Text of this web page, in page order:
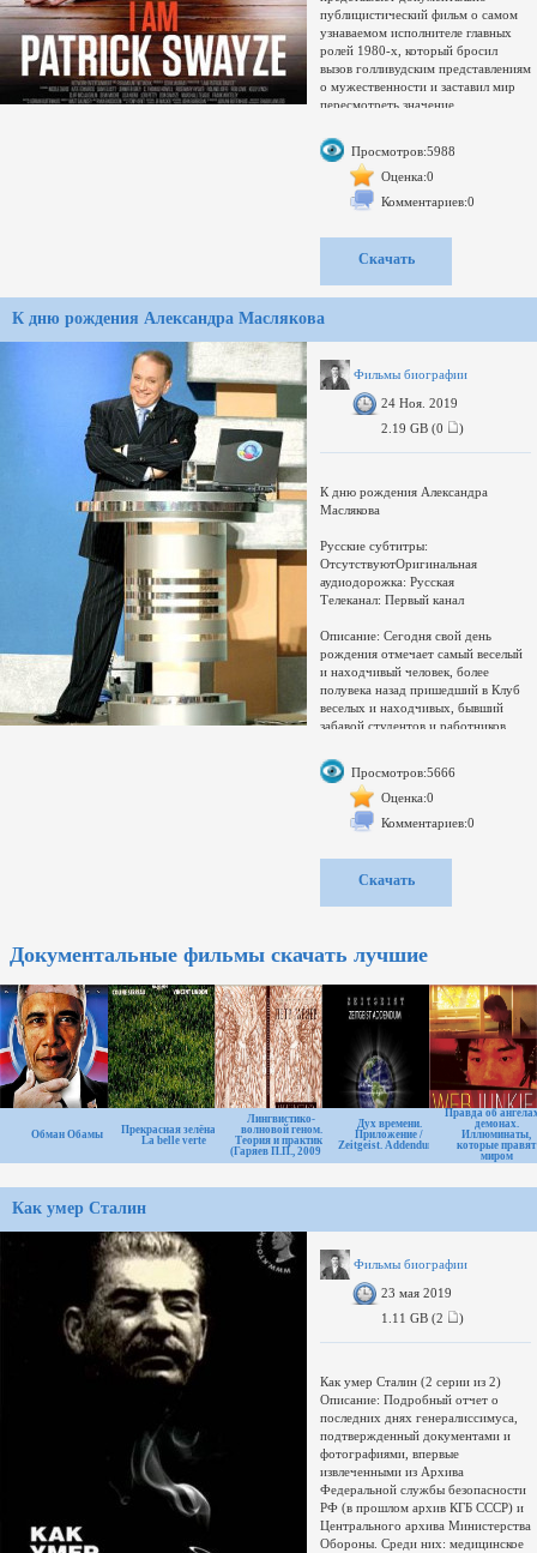
публицистический фильм о самом
узнаваемом исполнителе главных
ролей 1980-х, который бросил
вызов голливудским представлениям
о мужественности и заставил мир
пересмотреть значение
мужчина на свете».
Этот документальный фильм,
включающий редкие домашние
видео, фотографии и оригинальные
интервью с близкими знакомыми
составить представление о Суэйзи
без учета его статуса секс-символа
и вникнуть во внутренние
противоречия звезды, которая так
легендарные роли и остававшиеся за
кадром битвы Суэйзи с алкоголем и
раком — родные, друзья и коллеги
Патрика размышляют о жизни и
Просмотров:5988
Оценка:0
Комментариев:0
Скачать
К дню рождения Александра Маслякова
Фильмы биографии
24 Ноя. 2019
2.19 GB (0
)
К дню рождения Александра
Маслякова
Русские субтитры:
ОтсутствуютОригинальная
аудиодорожка: Русская
Телеканал: Первый канал
Описание: Сегодня свой день
рождения отмечает самый веселый
и находчивый человек, более
полувека назад пришедший в Клуб
веселых и находчивых, бывший
забавой студентов и работников
превративший его в КВН —
кузницу кадров отечественной
индустрии юмора, блестящую
стартовую площадку для любого
шоу-бизнеса и, наконец, просто в
78 лет. В 2019-м году Александр
Васильевич Масляков отмечает 55-
телевидении. Большое количество
не обошлось без участия
Александра Васильевича. Начиная с
60-х годов, когда Александр
Масляков впервые оказался на
экране в качестве соведущего,
началась его увлекательная
телевизионная история.Релиз
группы: | Автор релиза:
Просмотров:5666
Оценка:0
Комментариев:0
Скачать
Документальные фильмы скачать лучшие
Обман Обамы
Прекрасная зелёная /
La belle verte
Лингвистико-
волновой геном.
Теория и практика
(Гаряев П.П., 2009 г)
Дух времени.
Приложение /
Zeitgeist. Addendum.
Правда об
демонах.
Иллюминаты,
которые правят
миром
Как умер Сталин
Фильмы биографии
23 мая 2019
1.11 GB (2
)
Как умер Сталин (2 серии из 2)
Описание: Подробный отчет о
последних днях генералиссимуса,
подтвержденный документами и
фотографиями, впервые
извлеченными из Архива
Федеральной службы безопасности
РФ (в прошлом архив КГБ СССР) и
Центрального архива Министерства
Обороны. Среди них: медицинское